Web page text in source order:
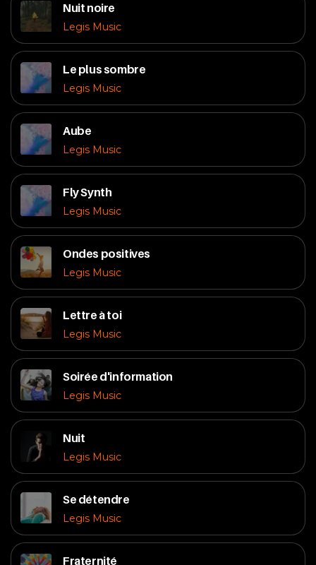
Nuit noire
Legis Music
Le plus sombre
Legis Music
Aube
Legis Music
Fly Synth
Legis Music
Ondes positives
Legis Music
Lettre à toi
Legis Music
Soirée d'information
Legis Music
Nuit
Legis Music
Se détendre
Legis Music
Fraternité